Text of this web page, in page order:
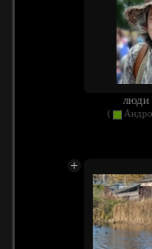
люди
(